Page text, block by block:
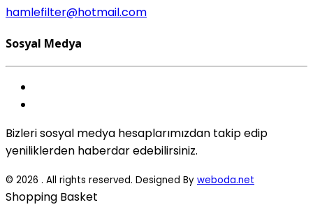
hamlefilter@hotmail.com
Sosyal Medya
Bizleri sosyal medya hesaplarımızdan takip edip
yeniliklerden haberdar edebilirsiniz.
© 2026 . All rights reserved. Designed By weboda.net
Shopping Basket